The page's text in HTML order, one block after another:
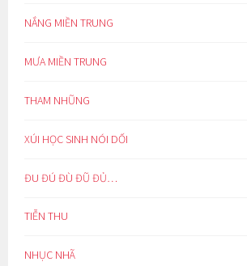
NẮNG MIỀN TRUNG
MƯA MIỀN TRUNG
THAM NHŨNG
XÚI HỌC SINH NÓI DỐI
ĐU ĐÚ ĐÙ ĐŨ ĐỦ…
TIỄN THU
NHỤC NHÃ